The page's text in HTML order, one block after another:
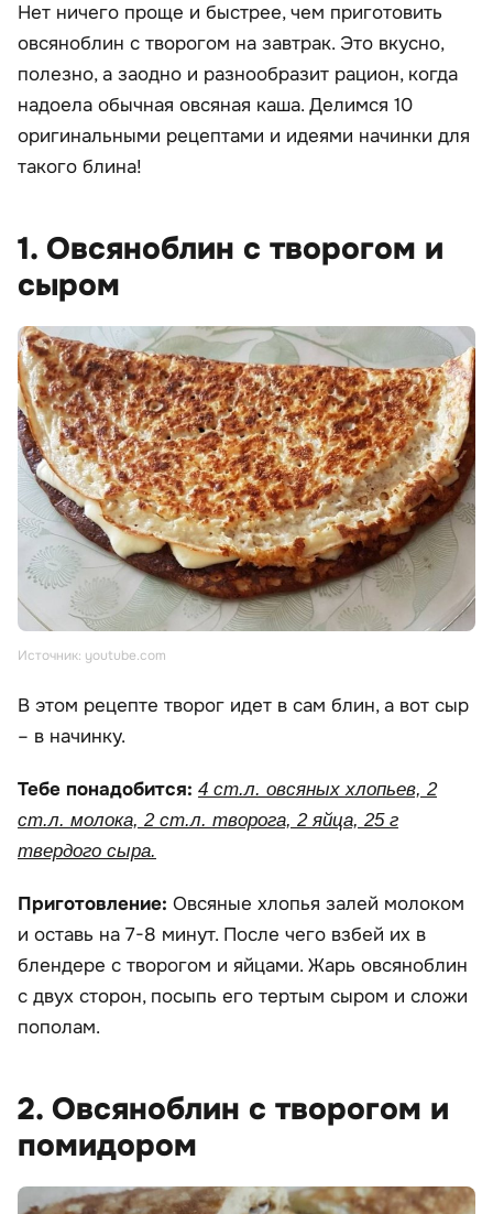
Нет ничего проще и быстрее, чем приготовить
овсяноблин с творогом на завтрак. Это вкусно,
полезно, а заодно и разнообразит рацион, когда
надоела обычная овсяная каша. Делимся 10
оригинальными рецептами и идеями начинки для
такого блина!
1. Овсяноблин с творогом и
сыром
Источник: youtube.com
В этом рецепте творог идет в сам блин, а вот сыр
– в начинку.
Тебе понадобится: 4 ст.л. овсяных хлопьев, 2
ст.л. молока, 2 ст.л. творога, 2 яйца, 25 г
твердого сыра.
Приготовление: Овсяные хлопья залей молоком
и оставь на 7-8 минут. После чего взбей их в
блендере с творогом и яйцами. Жарь овсяноблин
с двух сторон, посыпь его тертым сыром и сложи
пополам.
2. Овсяноблин с творогом и
помидором